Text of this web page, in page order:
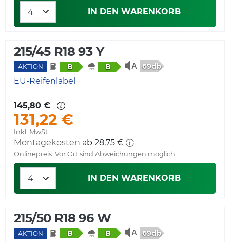
IN DEN WARENKORB
215/45 R18 93 Y
AKTION B B 69db
EU-Reifenlabel
145,80 €
131,22 €
Inkl. MwSt.
Montagekosten ab 28,75 €
Onlinepreis. Vor Ort sind Abweichungen möglich.
IN DEN WARENKORB
215/50 R18 96 W
AKTION B B 69db